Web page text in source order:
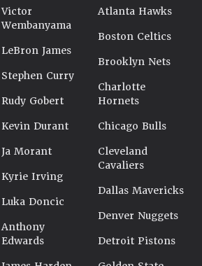
Victor
Wembanyama
LeBron James
Stephen Curry
Rudy Gobert
Kevin Durant
Ja Morant
Kyrie Irving
Luka Doncic
Anthony
Edwards
Atlanta Hawks
Boston Celtics
Brooklyn Nets
Charlotte
Hornets
Chicago Bulls
Cleveland
Cavaliers
Dallas Mavericks
Denver Nuggets
Detroit Pistons